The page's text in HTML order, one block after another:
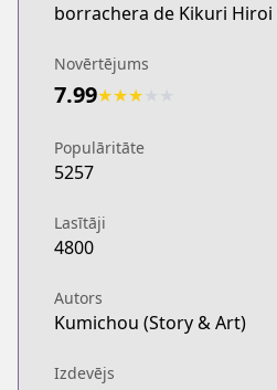
borrachera de Kikuri Hiroi
Novērtējums
7.99★★★
Populāritāte
5257
Lasītāji
4800
Autors
Kumichou (Story & Art)
Izdevējs